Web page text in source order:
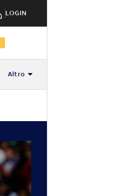
LOGIN
Altro